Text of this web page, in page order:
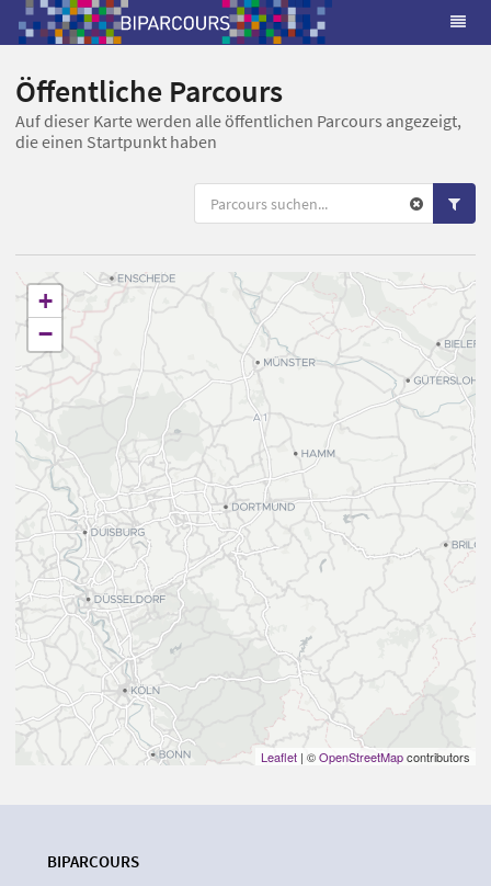
Öffentliche Parcours
Auf dieser Karte werden alle öffentlichen Parcours angezeigt,
die einen Startpunkt haben
+
−
Leaflet | ©OpenStreetMapcontributors
BIPARCOURS